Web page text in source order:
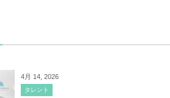
4月 14, 2026
タレント